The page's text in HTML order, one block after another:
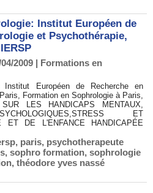
Institut Européen de
et Psychothérapie,
IERSP
2009 | Formations en
Institut Européen de Recherche en
Formation en Sophrologie à Paris,
LES HANDICAPS MENTAUX,
ET
ET DE L'ENFANCE HANDICAPÉE
, paris, psychotherapeute
, sophro formation, sophrologie
, théodore yves nassé